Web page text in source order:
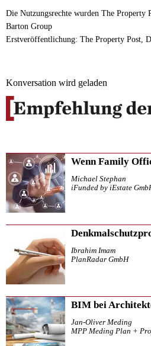
Die Nutzungsrechte wurden The Property
Barton Group
Erstveröffentlichung: The Property Post,
Konversation wird geladen
Wenn Family
Michael Stephan
iFunded by iEstate
Ibrahim Imam
PlanRadar GmbH
BIM bei
Jan-Oliver Meding
MPP Meding Plan +